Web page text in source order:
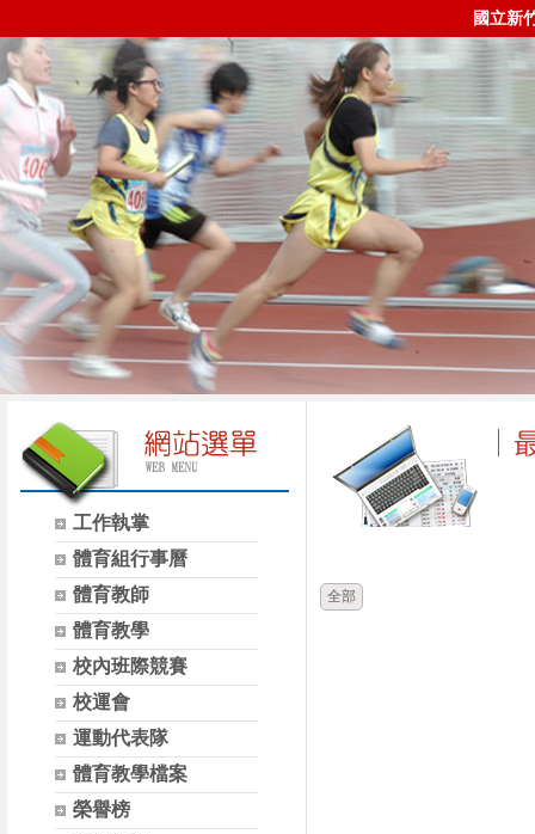
國立新
工作執掌
體育組行事曆
體育教師
體育教學
校內班際競賽
校運會
運動代表隊
體育教學檔案
榮譽榜
全部